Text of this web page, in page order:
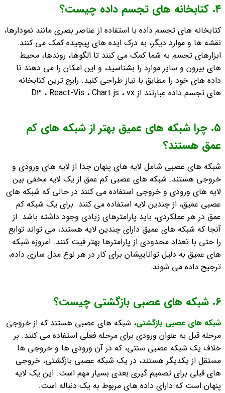
٤. کتابخانه های تجسم داده چیست؟
کتابخانه های تجسم داده با استفاده از عناصر بصری مانند نمودارها،
نقشه ها و موارد دیگر، به درک ایده های پیچیده کمک می کنند.
ابزارهای تجسم به شما کمک می کنند تا الگوها، روندها، محیط
های بیرون و سایر موارد را بشناسید، و این امکان را می دهند تا
داده های خود را مطابق با نیاز طراحی کنید. رایج ترین کتابخانه
های تجسم داده عبارتند از D3 ، React-Vis ، Chart.js ، vx
٥. چرا شبکه های عمیق بهتر از شبکه های کم
عمق هستند؟
شبکه های عصبی شامل لایه های پنهان جدا از لایه های ورودی و
خروجی هستند. شبکه های عصبی کم عمق از یک لایه مخفی بین
لایه های ورودی و خروجی استفاده می کنند در حالی که شبکه های
عصبی عمیق، از چندین لایه استفاده می کنند. برای یک شبکه کم
عمق در هر عملکردی، باید پارامترهای زیادی وجود داشته باشد. از
آنجا که شبکه های عمیق دارای چندین لایه هستند، می تواند توابع
را حتی با تعداد محدودی از پارامترها بهتر فیت کنند. امروزه شبکه
های عمیق به دلیل تواناییشان برای کار در هر نوع مدل سازی داده،
ترجیح داده می شوند.
٦. شبکه های عصبی بازگشتی چیست؟
شبکه های عصبی بازگشتی، شبکه های عصبی هستند که از خروجی
مرحله قبل به عنوان ورودی برای مرحله فعلی استفاده می کنند. بر
خلاف یک شبکه عصبی سنتی، که در آن ورودی ها و خروجی ها
مستقل از یکدیگر هستند، در یک شبکه عصبی بازگشتی، خروجی
های قبلی برای تصمیم گیری بعدی بسیار مهم است. این یک لایه
پنهان است که دارای داده های مربوط به یک دنباله است.